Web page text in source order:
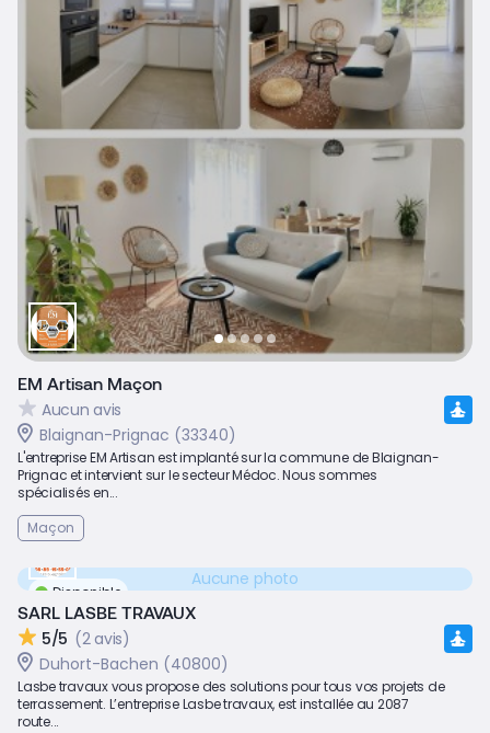
EM Artisan Maçon
Aucun avis
Blaignan-Prignac (33340)
L'entreprise EM Artisan est implanté sur la commune de Blaignan-
Prignac et intervient sur le secteur Médoc. Nous sommes
spécialisés en...
Maçon
Disponible
Aucune photo
SARL LASBE TRAVAUX
5/5 (2 avis)
Duhort-Bachen (40800)
Lasbe travaux vous propose des solutions pour tous vos projets de
terrassement. L’entreprise Lasbe travaux, est installée au 2087
route...